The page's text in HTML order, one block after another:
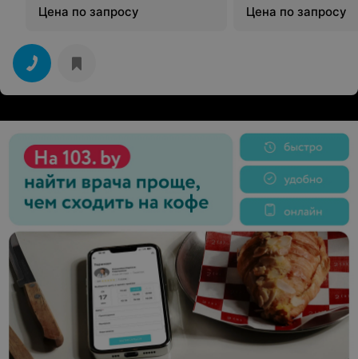
Цена по запросу
Цена по запросу